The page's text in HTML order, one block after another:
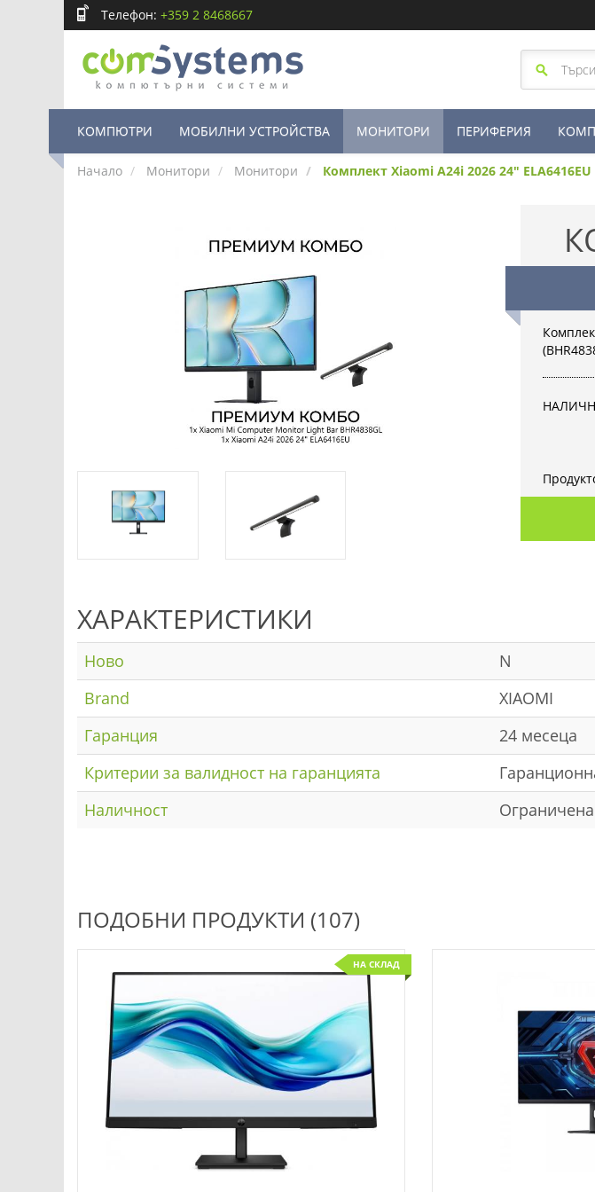
Телефон: +359 2 8468667
КОМПЮТРИ МОБИЛНИ УСТРОЙСТВА МОНИТОРИ ПЕРИФЕРИЯ
Начало Монитори Монитори Комплект Xiaomi A24i 2026 24"
ХАРАКТЕРИСТИКИ
Ново
N
Brand
XIAOMI
Гаранция
24 месеца
Критерии за валидност на гаранцията
Наличност
ПОДОБНИ ПРОДУКТИ (107)
НА СКЛАД